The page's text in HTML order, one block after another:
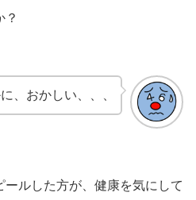
？
、おかしい、、、
ルした方が、健康を気にして